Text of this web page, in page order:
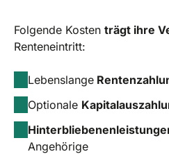
Folgende Kosten trägt ihre
Renteneintritt:
Lebenslange
Optionale
Angehörige